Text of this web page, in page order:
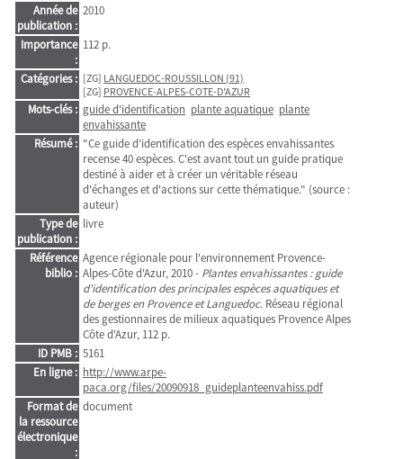
Année de
publication :
2010
Importance
:
112 p.
Catégories : [ZG] LANGUEDOC-ROUSSILLON (91)
[ZG] PROVENCE-ALPES-COTE-D'AZUR
Mots-clés : guide d'identification plante aquatique plante
envahissante
Résumé : "Ce guide d'identification des espèces envahissantes
recense 40 espèces. C'est avant tout un guide pratique
destiné à aider et à créer un véritable réseau
d'échanges et d'actions sur cette thématique." (source :
auteur)
Type de
publication :
livre
Référence
biblio :
Agence régionale pour l'environnement Provence-
Alpes-Côte d'Azur, 2010 - Plantes envahissantes : guide
d'identification des principales espèces aquatiques et
de berges en Provence et Languedoc. Réseau régional
des gestionnaires de milieux aquatiques Provence Alpes
Côte d'Azur, 112 p.
ID PMB : 5161
En ligne : http://www.arpe-
paca.org/files/20090918_guideplanteenvahiss.pdf
Format de
la ressource
électronique
:
document